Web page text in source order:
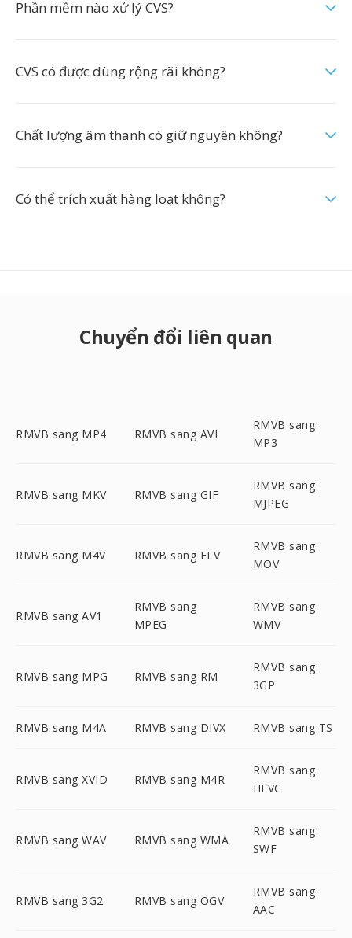
Phần mềm nào xử lý CVS?
CVS có được dùng rộng rãi không?
Chất lượng âm thanh có giữ nguyên không?
Có thể trích xuất hàng loạt không?
Chuyển đổi liên quan
RMVB sang MP4 RMVB sang AVI
RMVB sang
MP3
RMVB sang MKV RMVB sang GIF
RMVB sang
MJPEG
RMVB sang M4V RMVB sang FLV
RMVB sang
MOV
RMVB sang AV1
RMVB sang
MPEG
RMVB sang
WMV
RMVB sang MPG RMVB sang RM
RMVB sang
3GP
RMVB sang M4A RMVB sang DIVX RMVB sang TS
RMVB sang XVID RMVB sang M4R
RMVB sang
HEVC
RMVB sang WAV RMVB sang WMA
RMVB sang
SWF
RMVB sang 3G2 RMVB sang OGV
RMVB sang
AAC